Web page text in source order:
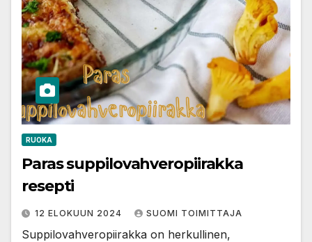
RUOKA
Paras suppilovahveropiirakka
resepti
12 ELOKUUN 2024 SUOMI TOIMITTAJA
Suppilovahveropiirakka on herkullinen,